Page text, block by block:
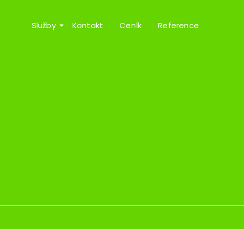
Služby Kontakt Ceník Reference